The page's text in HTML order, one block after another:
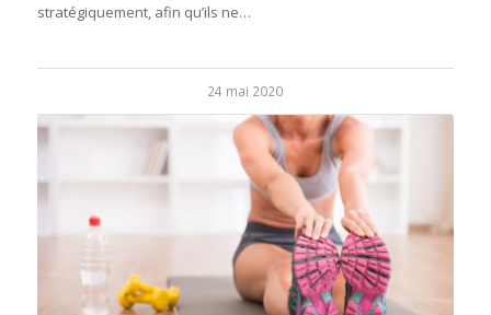
stratégiquement, afin qu’ils ne…
24 mai 2020